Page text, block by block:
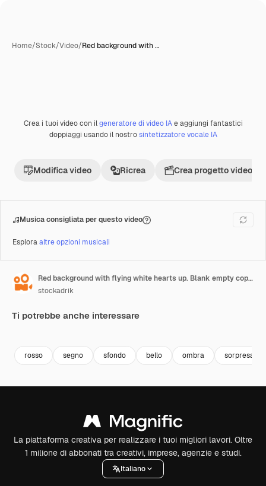
Home/Stock/Video/Red background with …
Premium
Crea i tuoi video con ilgeneratore di video IAe aggiungi fantastici
doppiaggi usando il nostrosintetizzatore vocale IA
Modifica video Ricrea Crea progetto video
Musica consigliata per questo video
Esploraaltre opzioni musicali
Red background with flying white hearts up. Blank empty copy space for text, romantic inscriptions. Vertical video.
stockadrik
Ti potrebbe anche interessare
rosso segno sfondo bello ombra sorpresa
La piattaforma creativa per realizzare i tuoi migliori lavori. Oltre
1 milione di abbonati tra creativi, imprese, agenzie e studi.
Italiano